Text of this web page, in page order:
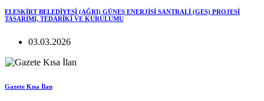
ELEŞKİRT BELEDİYESİ (AĞRI) GÜNEŞ ENERJİSİ SANTRALİ (GES) PROJESİ
TASARIMI, TEDARİKİ VE KURULUMU
03.03.2026
Gazete Kısa İlan